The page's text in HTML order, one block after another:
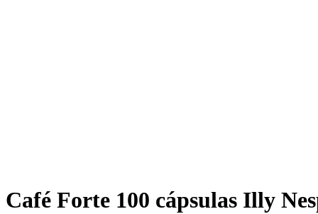
Café Forte 100 cápsulas Illy